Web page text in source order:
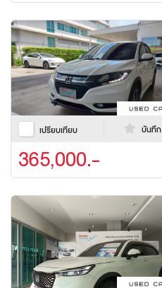
เปรียบเทียบ บันทึก
365,000.-